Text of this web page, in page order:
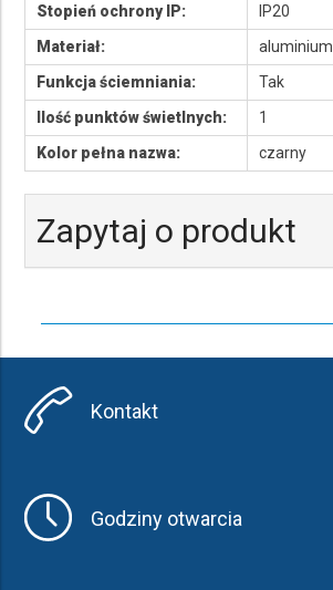
Stopień ochrony IP:
IP20
Materiał:
aluminium
Funkcja ściemniania:
Tak
Ilość punktów świetlnych:
1
Kolor pełna nazwa:
czarny
Zapytaj o produkt
Kontakt
Godziny otwarcia